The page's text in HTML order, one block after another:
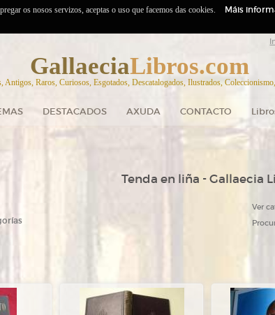
GallaeciaLibros.com
Antigos, Raros, Curiosos, Esgotados, Descatalogados, Ilustrados,
DESTACADOS AXUDA CONTACTO
Tenda en liña - Gallaecia
Ver
os nosos servizos, aceptas o uso que facemos das cookies. Máis